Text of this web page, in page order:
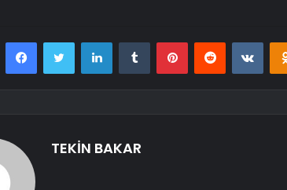
FacebookTwitter LinkedInTumblr PinterestReddit
TEKİN BAKAR